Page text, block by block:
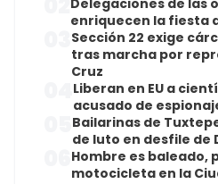
Delegaciones de las
enriquecen la fiesta
Sección 22 exige
tras marcha por
Cruz
Liberan en EU a
acusado de
Bailarinas de
de luto en desfile de
Hombre es baleado,
motocicleta en la